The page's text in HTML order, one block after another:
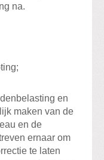
na.
en
maken van de
en de
ernaar om
te laten